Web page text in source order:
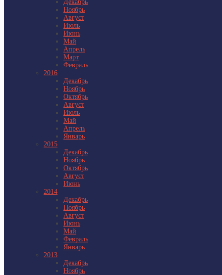
Декабрь
Ноябрь
Август
Июль
Июнь
Май
Апрель
Март
Февраль
2016
Декабрь
Ноябрь
Октябрь
Август
Июль
Май
Апрель
Январь
2015
Декабрь
Ноябрь
Октябрь
Август
Июнь
2014
Декабрь
Ноябрь
Август
Июнь
Май
Февраль
Январь
2013
Декабрь
Ноябрь